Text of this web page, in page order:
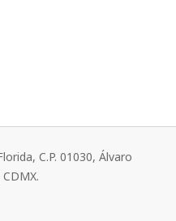
C.P. 01030, Álvaro